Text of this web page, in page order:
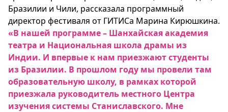
Бразилии и Чили, рассказала программный
директор фестиваля от ГИТИСа Марина Кирюшкина.
«В нашей программе – Шанхайская академия
театра и Национальная школа драмы из
Индии. И впервые к нам приезжают студенты
из Бразилии. В прошлом году мы провели там
образовательную школу, в рамках которой
приезжала руководитель местного Центра
изучения системы Станиславского. Мне